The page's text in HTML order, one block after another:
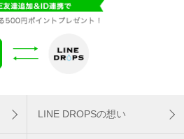
LINE DROPSの想い